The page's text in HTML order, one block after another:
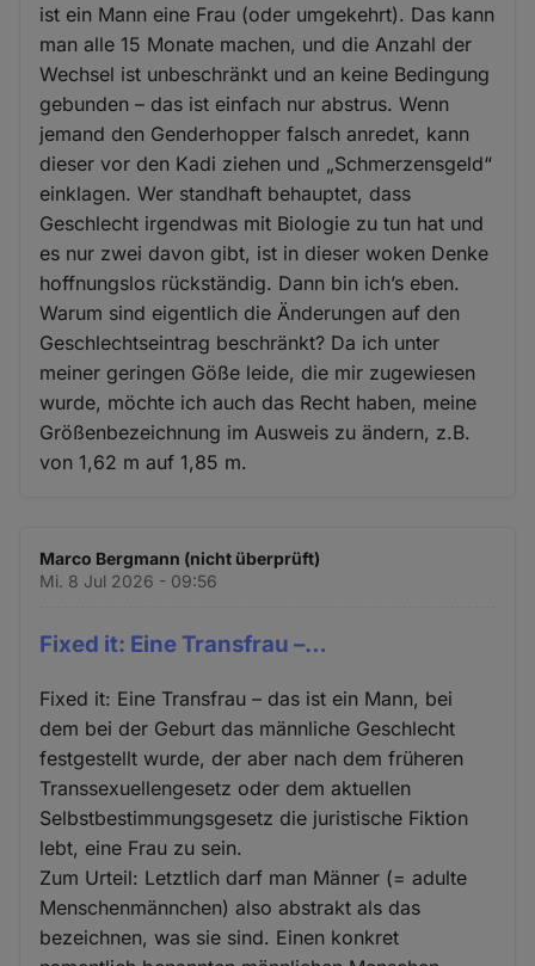
ist ein Mann eine Frau (oder umgekehrt). Das kann
man alle 15 Monate machen, und die Anzahl der
Wechsel ist unbeschränkt und an keine Bedingung
gebunden – das ist einfach nur abstrus. Wenn
jemand den Genderhopper falsch anredet, kann
dieser vor den Kadi ziehen und „Schmerzensgeld“
einklagen. Wer standhaft behauptet, dass
Geschlecht irgendwas mit Biologie zu tun hat und
es nur zwei davon gibt, ist in dieser woken Denke
hoffnungslos rückständig. Dann bin ich’s eben.
Warum sind eigentlich die Änderungen auf den
Geschlechtseintrag beschränkt? Da ich unter
meiner geringen Göße leide, die mir zugewiesen
wurde, möchte ich auch das Recht haben, meine
Größenbezeichnung im Ausweis zu ändern, z.B.
von 1,62 m auf 1,85 m.
Marco Bergmann (nicht überprüft)
Mi. 8 Jul 2026 - 09:56
Fixed it: Eine Transfrau –…
Fixed it: Eine Transfrau – das ist ein Mann, bei
dem bei der Geburt das männliche Geschlecht
festgestellt wurde, der aber nach dem früheren
Transsexuellengesetz oder dem aktuellen
Selbstbestimmungsgesetz die juristische Fiktion
lebt, eine Frau zu sein.
Zum Urteil: Letztlich darf man Männer (= adulte
Menschenmännchen) also abstrakt als das
bezeichnen, was sie sind. Einen konkret